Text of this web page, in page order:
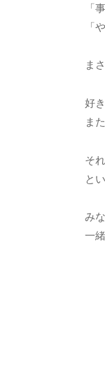
「
「
ま
好
ま
そ
と
み
一